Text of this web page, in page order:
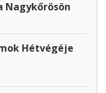
Hétvégéje